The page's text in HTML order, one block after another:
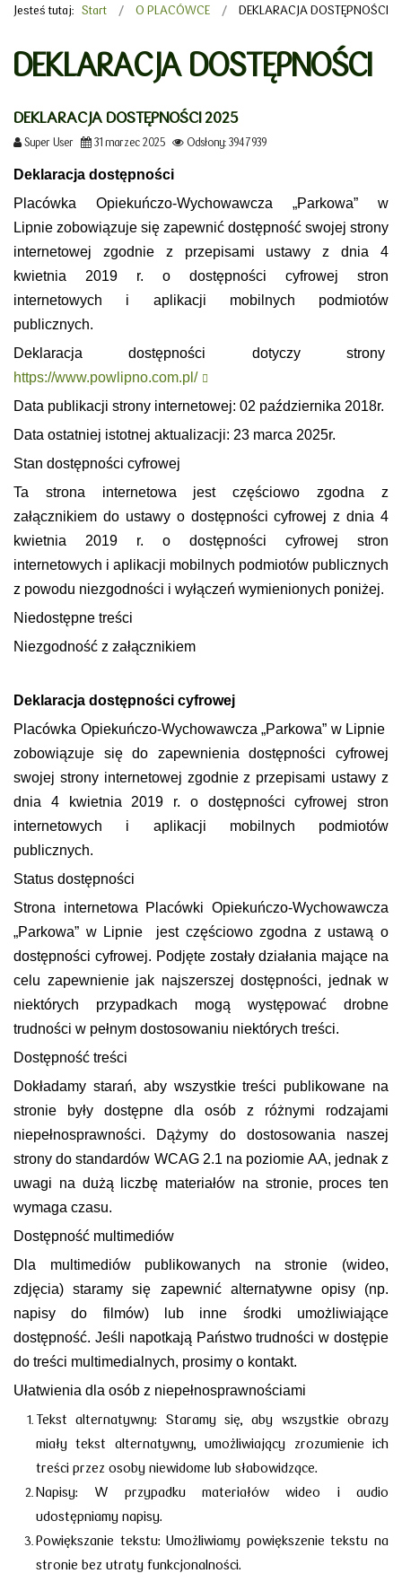
Jesteś tutaj: Start O PLACÓWCE DEKLARACJA DOSTĘPNOŚCI
DEKLARACJA DOSTĘPNOŚCI
DEKLARACJA DOSTĘPNOŚCI 2025
Super User 31 marzec 2025 Odsłony: 3947939
Deklaracja dostępności
Placówka Opiekuńczo-Wychowawcza „Parkowa” w
Lipnie zobowiązuje się zapewnić dostępność swojej strony
internetowej zgodnie z przepisami ustawy z dnia 4
kwietnia 2019 r. o dostępności cyfrowej stron
internetowych i aplikacji mobilnych podmiotów
publicznych.
Deklaracja dostępności dotyczy strony
https://www.powlipno.com.pl/
Data publikacji strony internetowej: 02 października 2018r.
Data ostatniej istotnej aktualizacji: 23 marca 2025r.
Stan dostępności cyfrowej
Ta strona internetowa jest częściowo zgodna z
załącznikiem do ustawy o dostępności cyfrowej z dnia 4
kwietnia 2019 r. o dostępności cyfrowej stron
internetowych i aplikacji mobilnych podmiotów publicznych
z powodu niezgodności i wyłączeń wymienionych poniżej.
Niedostępne treści
Niezgodność z załącznikiem
Deklaracja dostępności cyfrowej
Placówka Opiekuńczo-Wychowawcza „Parkowa” w Lipnie
zobowiązuje się do zapewnienia dostępności cyfrowej
swojej strony internetowej zgodnie z przepisami ustawy z
dnia 4 kwietnia 2019 r. o dostępności cyfrowej stron
internetowych i aplikacji mobilnych podmiotów
publicznych.
Status dostępności
Strona internetowa Placówki Opiekuńczo-Wychowawcza
„Parkowa” w Lipnie jest częściowo zgodna z ustawą o
dostępności cyfrowej. Podjęte zostały działania mające na
celu zapewnienie jak najszerszej dostępności, jednak w
niektórych przypadkach mogą występować drobne
trudności w pełnym dostosowaniu niektórych treści.
Dostępność treści
Dokładamy starań, aby wszystkie treści publikowane na
stronie były dostępne dla osób z różnymi rodzajami
niepełnosprawności. Dążymy do dostosowania naszej
strony do standardów WCAG 2.1 na poziomie AA, jednak z
uwagi na dużą liczbę materiałów na stronie, proces ten
wymaga czasu.
Dostępność multimediów
Dla multimediów publikowanych na stronie (wideo,
zdjęcia) staramy się zapewnić alternatywne opisy (np.
napisy do filmów) lub inne środki umożliwiające
dostępność. Jeśli napotkają Państwo trudności w dostępie
do treści multimedialnych, prosimy o kontakt.
Ułatwienia dla osób z niepełnosprawnościami
Tekst alternatywny: Staramy się, aby wszystkie obrazy
miały tekst alternatywny, umożliwiający zrozumienie ich
treści przez osoby niewidome lub słabowidzące.
Napisy: W przypadku materiałów wideo i audio
udostępniamy napisy.
Powiększanie tekstu: Umożliwiamy powiększenie tekstu na
stronie bez utraty funkcjonalności.